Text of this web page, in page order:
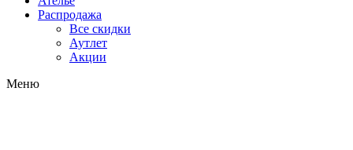
Распродажа
Все скидки
Аутлет
Акции
Меню